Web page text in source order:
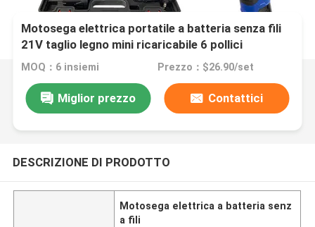
Motosega elettrica portatile a batteria senza fili
21V taglio legno mini ricaricabile 6 pollici
MOQ：6 insiemi Prezzo：$26.90/set
Miglior prezzo Contattici
DESCRIZIONE DI PRODOTTO
Motosega elettrica a batteria senz
a fili